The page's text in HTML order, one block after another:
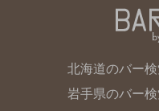
北海道のバー検
岩手県のバー検